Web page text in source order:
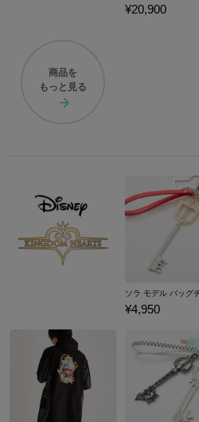
¥20,900
商品を
もっと見る
¥4,950